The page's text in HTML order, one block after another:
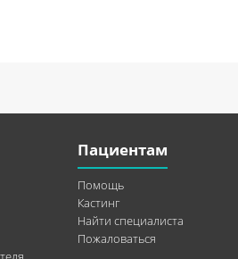
Пациентам
Помощь
Кастинг
Найти специалиста
Пожаловаться